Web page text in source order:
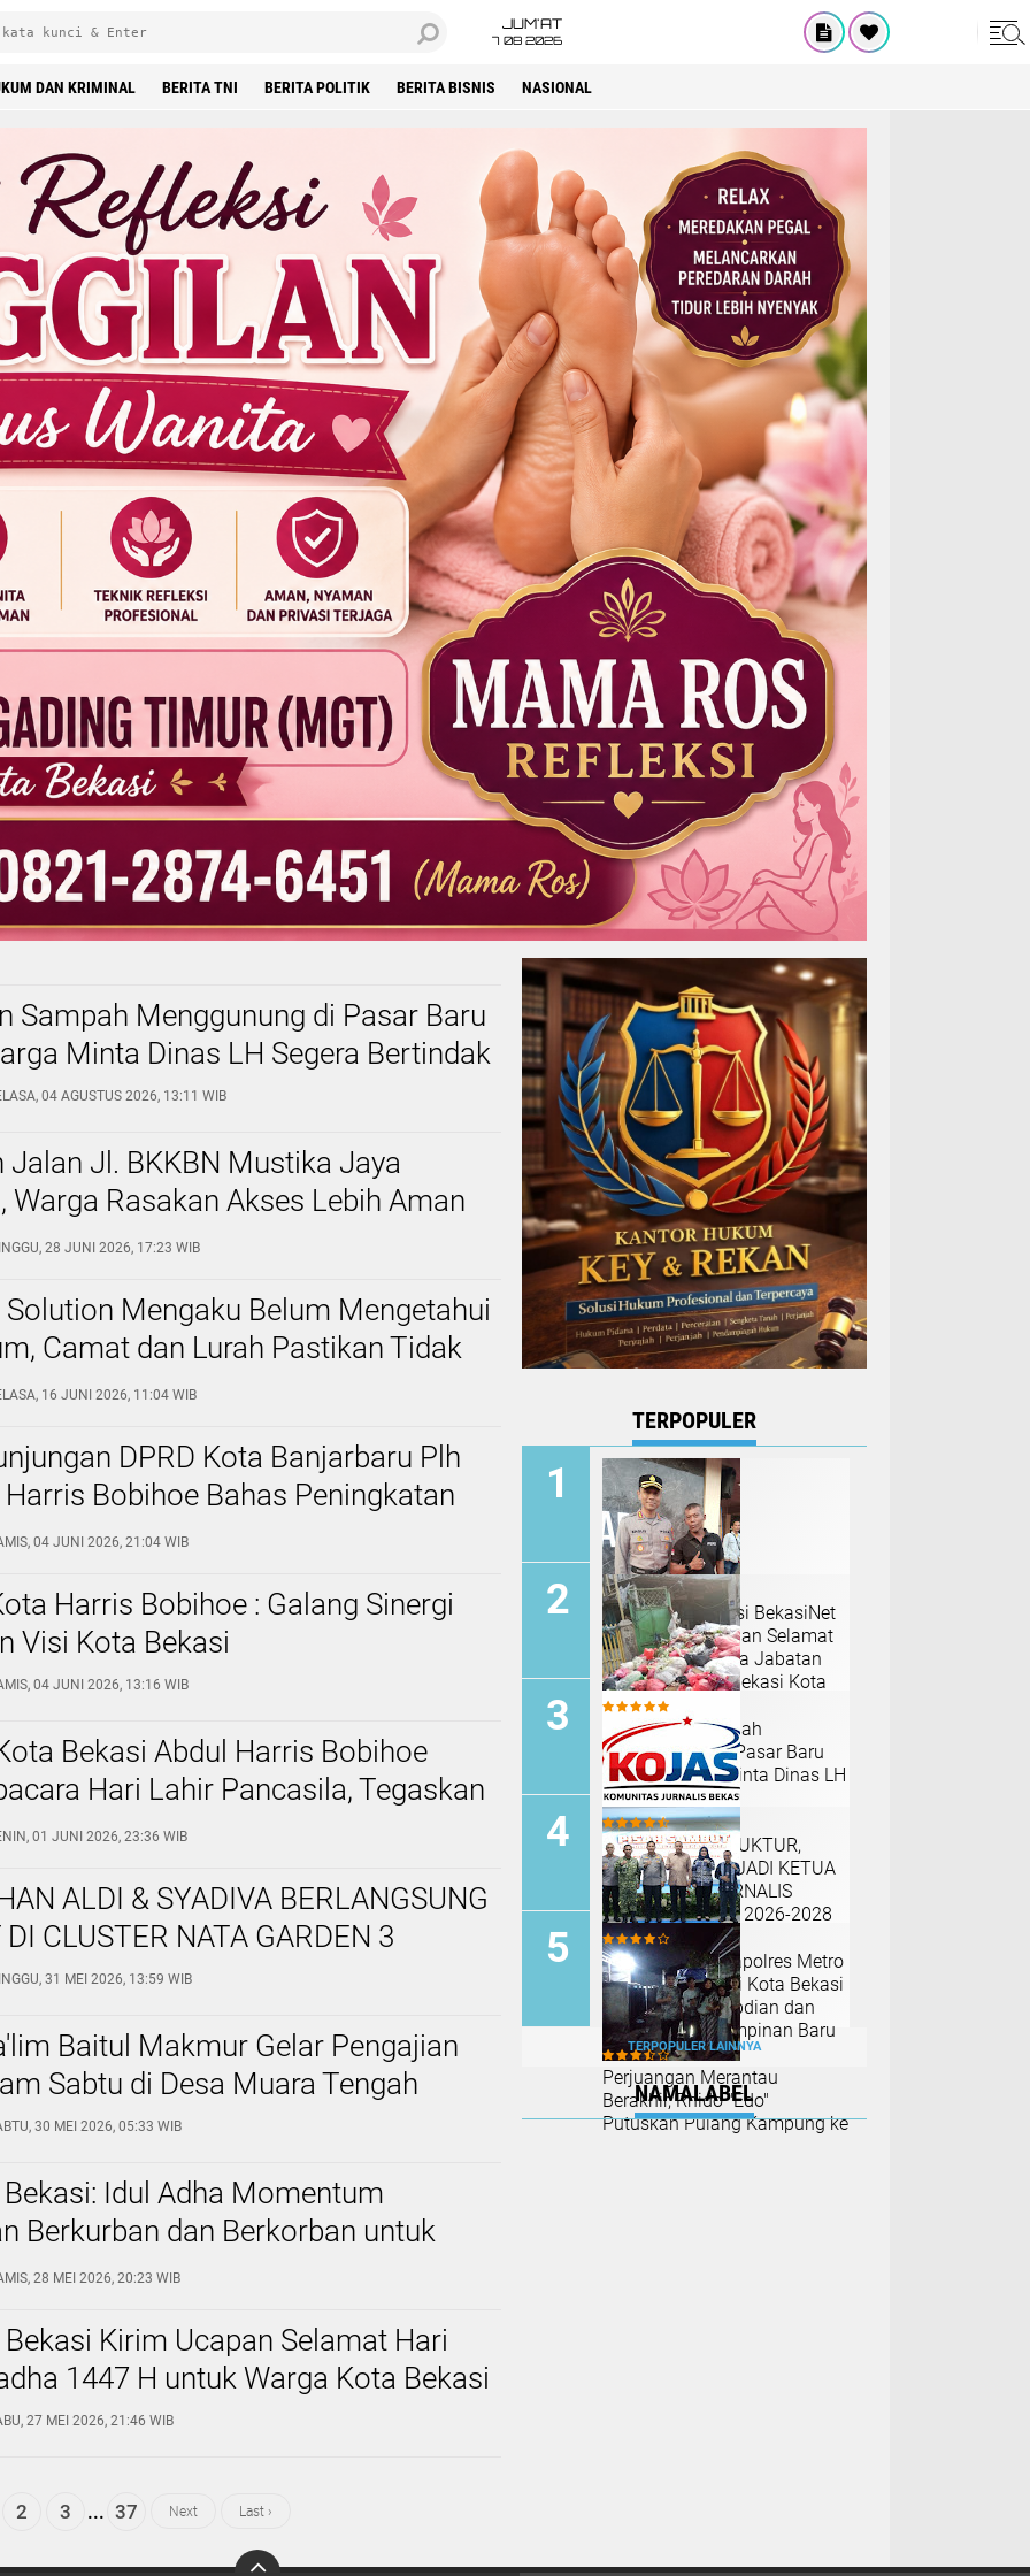
JUM'AT
7 08 2026
DAN KRIMINAL BERITA TNI BERITA POLITIK BERITA BISNIS NASIONAL
Sampah Menggunung di Pasar Baru
Minta Dinas LH Segera Bertindak
04 AGUSTUS 2026, 13:11 WIB
Jalan Jl. BKKBN Mustika Jaya
Warga Rasakan Akses Lebih Aman
28 JUNI 2026, 17:23 WIB
Solution Mengaku Belum Mengetahui
Camat dan Lurah Pastikan Tidak
Izin serta Langsung Merespons
16 JUNI 2026, 11:04 WIB
DPRD Kota Banjarbaru Plh
Bobihoe Bahas Peningkatan
04 JUNI 2026, 21:04 WIB
Harris Bobihoe : Galang Sinergi
Visi Kota Bekasi
04 JUNI 2026, 13:16 WIB
Bekasi Abdul Harris Bobihoe
Hari Lahir Pancasila, Tegaskan
Bangsa.
01 JUNI 2026, 23:36 WIB
ALDI & SYADIVA BERLANGSUNG
CLUSTER NATA GARDEN 3
31 MEI 2026, 13:59 WIB
Baitul Makmur Gelar Pengajian
Sabtu di Desa Muara Tengah
30 MEI 2026, 05:33 WIB
Idul Adha Momentum
Berkurban dan Berkorban untuk
28 MEI 2026, 20:23 WIB
Kirim Ucapan Selamat Hari
1447 H untuk Warga Kota Bekasi
27 MEI 2026, 21:46 WIB
2 3 ... 37 Next Last ›
TERPOPULER
Pimpinan Redaksi BekasiNet
Sampaikan Ucapan Selamat
atas Serah Terima Jabatan
Kapolres Metro Bekasi Kota
Tumpukan Sampah
Menggunung di Pasar Baru
Bekasi, Warga Minta Dinas LH
Segera Bertindak ‎
RESHUFFLE STRUKTUR,
RIZAL TERPILIH JADI KETUA
KOMUNITAS JURNALIS
BEKASI PERIODE 2026-2028 ‎
Pisah Sambut Kapolres Metro
Bekasi Kota, Wali Kota Bekasi
Apresiasi Pengabdian dan
Sambut Kepemimpinan Baru
Perjuangan Merantau
Berakhir, Rhido "Edo"
Putuskan Pulang Kampung ke
TERPOPULER LAINNYA
NAMALABEL